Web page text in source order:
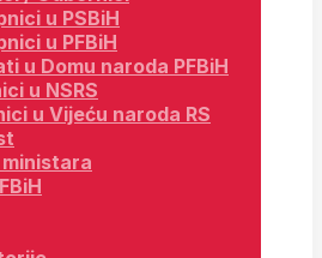
u PSBiH
u PFBiH
u Domu naroda PFBiH
u NSRS
u Vijeću naroda RS